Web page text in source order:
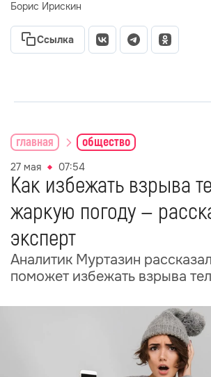
Борис Ирискин
Ссылка
главная общество
27 мая 07:54
Как избежать взрыва
жаркую погоду —
эксперт
Аналитик Муртазин
поможет избежать взрыва